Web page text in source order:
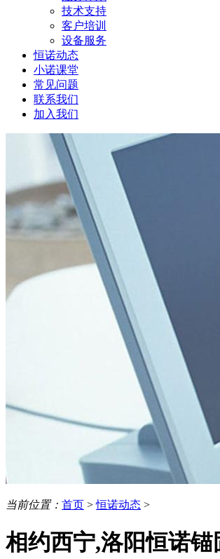
技术支持
客户培训
设备服务
恒诺动态
小诺课堂
常见问题
联系我们
加入我们
当前位置： 首页 >恒诺动态 >
相约西宁,洛阳恒诺锚